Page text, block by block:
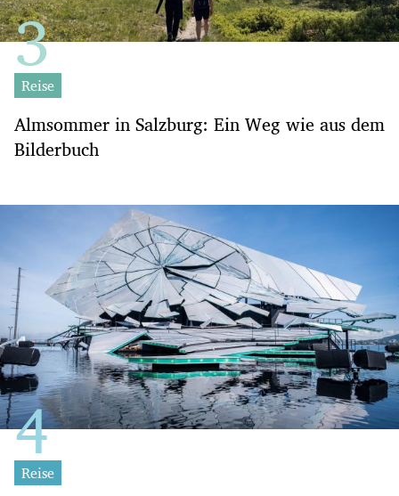
Reise
Almsommer in Salzburg: Ein Weg wie aus dem
Bilderbuch
Reise